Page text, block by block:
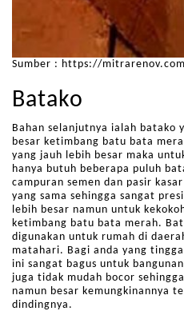
Sumber : https://mitrarenov.com
Batako
Bahan selanjutnya ialah batako
besar ketimbang batu bata
yang jauh lebih besar maka
hanya butuh beberapa puluh
campuran semen dan pasir
yang sama sehingga sangat
lebih besar namun untuk
ketimbang batu bata merah.
digunakan untuk rumah di
matahari. Bagi anda yang
ini sangat bagus untuk
juga tidak mudah bocor
namun besar kemungkinannya
dindingnya.